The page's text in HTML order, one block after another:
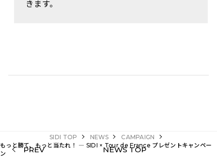
きます。
SIDI TOP NEWS
CAMPAIGN
もっと勝て、もっと当たれ！ ― SIDI × Tour de France プレゼントキャンペー
ン
PREV NEWS TOP